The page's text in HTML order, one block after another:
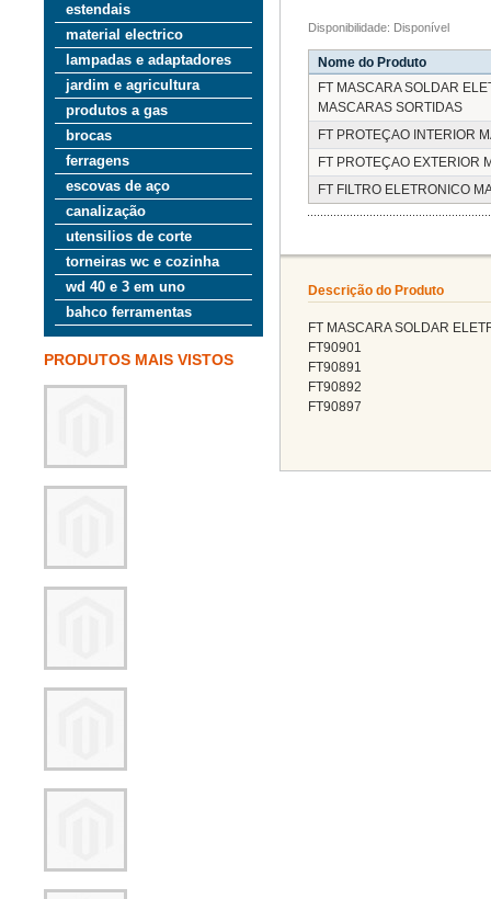
estendais
material electrico
lampadas e adaptadores
jardim e agricultura
produtos a gas
brocas
ferragens
escovas de aço
canalização
utensilios de corte
torneiras wc e cozinha
wd 40 e 3 em uno
bahco ferramentas
PRODUTOS MAIS VISTOS
Disponibilidade: Disponível
Nome do Produto
FT MASCARA SOLDAR
MASCARAS SORTIDAS
FT PROTEÇAO INTERIOR
FT PROTEÇAO EXTERIOR
FT FILTRO ELETRONICO
Descrição do Produto
FT MASCARA SOLDAR
FT90901
FT90891
FT90892
FT90897